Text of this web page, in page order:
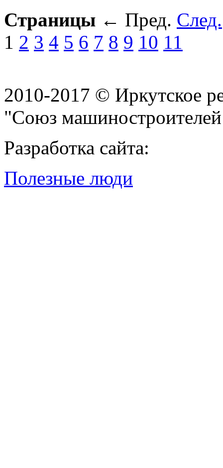
Страницы ← Пред. След.
1 2 3 4 5 6 7 8 9 10 11
2010-2017 © Иркутское
"Союз
Разработка сайта:
Полезные люди